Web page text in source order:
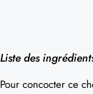
Liste des
Pour concocter ce